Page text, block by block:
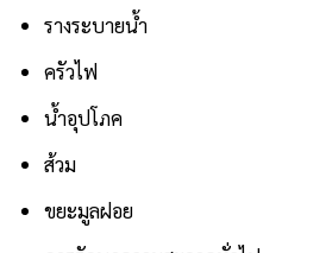
รางระบายน้ำ
ครัวไฟ
น้ำอุปโภค
ส้วม
ขยะมูลฝอย